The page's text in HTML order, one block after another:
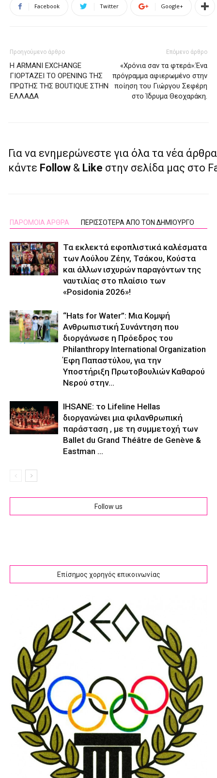
Facebook Twitter Google+
Προηγούμενο άρθρο
Η ARMANI EXCHANGE
ΓΙΟΡΤΑΖΕΙ ΤΟ OPENING ΤΗΣ
ΠΡΩΤΗΣ ΤΗΣ BOUTIQUE ΣΤΗΝ
ΕΛΛΑΔΑ
Επόμενο άρθρο
«Χρόνια σαν τα φτερά»:Ένα
πρόγραμμα αφιερωμένο στην
ποίηση του Γιώργου Σεφέρη
στο Ίδρυμα Θεοχαράκη.
Για να ενημερώνεστε για όλα τα νέα άρθρα
κάντε Follow & Like στην σελίδα μας στο
ΠΑΡΟΜΟΙΑ ΑΡΘΡΑ ΠΕΡΙΣΣΟΤΕΡΑ ΑΠΟ ΤΟΝ ΔΗΜΙΟΥΡΓΟ
Τα εκλεκτά εφοπλιστικά καλέσματα
των Λούλου Ζέην, Τσάκου, Κούστα
και άλλων ισχυρών παραγόντων της
ναυτιλίας στο πλαίσιο των
«Posidonia 2026»!
“Hats for Water”: Μια Κομψή
Ανθρωπιστική Συνάντηση που
διοργάνωσε η Πρόεδρος του
Philanthropy International Organization
Έφη Παπαστύλου, για την
Υποστήριξη Πρωτοβουλιών Καθαρού
Νερού στην...
IHSANE: το Lifeline Hellas
διοργανώνει μια φιλανθρωπική
παράσταση , με τη συμμετοχή των
Ballet du Grand Théâtre de Genève &
Eastman ...
Follow us
Επίσημος χορηγός επικοινωνίας